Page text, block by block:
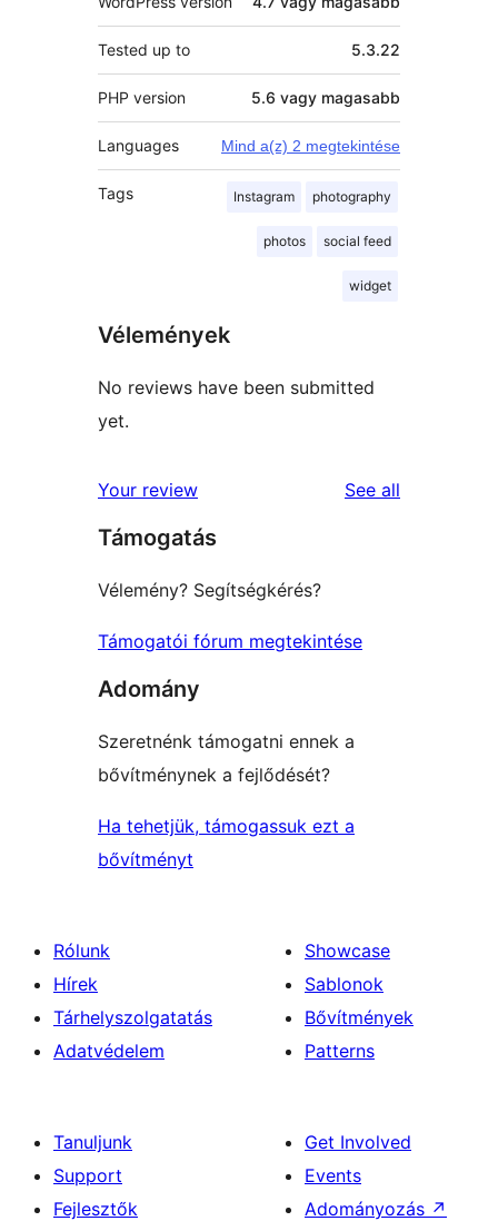
Tested up to 5.3.22
PHP version 5.6 vagy magasabb
Languages Mind a(z) 2 megtekintése
Tags Instagram photography
photos social feed
widget
Vélemények
No reviews have been submitted
yet.
Your review See all
Támogatás
Vélemény? Segítségkérés?
Támogatói fórum megtekintése
Adomány
Szeretnénk támogatni ennek a
bővítménynek a fejlődését?
Ha tehetjük, támogassuk ezt a
bővítményt
Rólunk
Hírek
Tárhelyszolgatatás
Adatvédelem
Showcase
Sablonok
Bővítmények
Patterns
Tanuljunk
Support
Fejlesztők
Get Involved
Events
Adományozás ↗